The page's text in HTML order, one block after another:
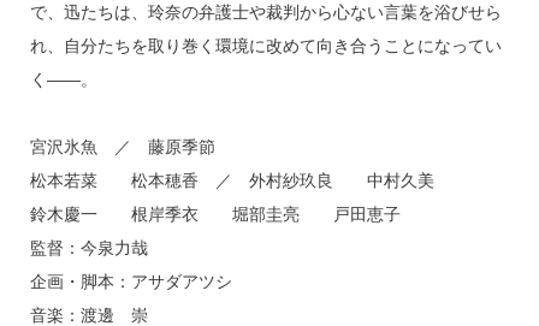
で、迅たちは、玲奈の弁護士や裁判から心ない言葉を浴びせら
れ、自分たちを取り巻く環境に改めて向き合うことになってい
く――。
宮沢氷魚 ／ 藤原季節
松本若菜 松本穂香 ／ 外村紗玖良 中村久美
鈴木慶一 根岸季衣 堀部圭亮 戸田恵子
監督：今泉力哉
企画・脚本：アサダアツシ
音楽：渡邊 崇